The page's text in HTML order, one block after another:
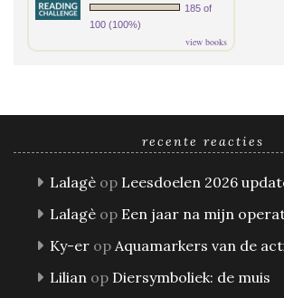
185 of
100 (100%)
view books
recente reacties
Lalagè op Leesdoelen 2026
Lalagè op Een jaar na mijn
Ky-er op Aquamarkers van de
Lilian op Diersymboliek: de muis